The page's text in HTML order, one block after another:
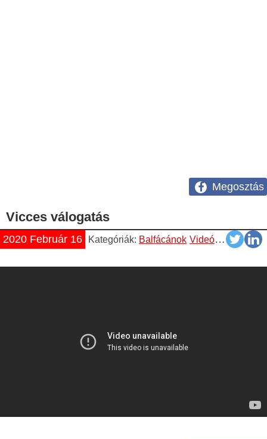
Megosztás
Vicces válogatás
2020 Február 16 Kategóriák: Balfácánok Videók YouTube